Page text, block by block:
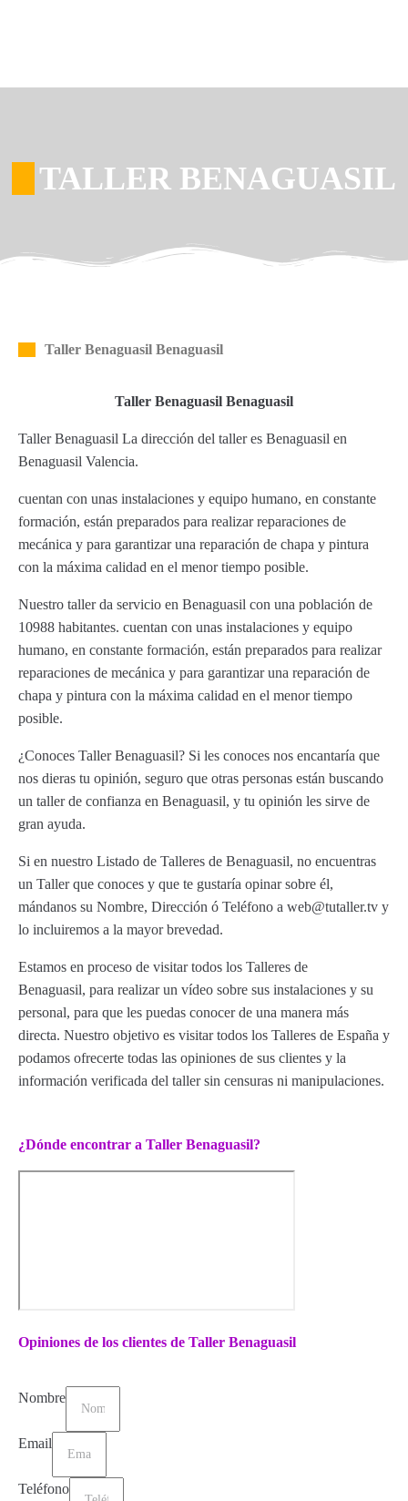
TALLER BENAGUASIL
Taller Benaguasil Benaguasil
Taller Benaguasil Benaguasil
Taller Benaguasil La dirección del taller es Benaguasil en
Benaguasil Valencia.
cuentan con unas instalaciones y equipo humano, en constante
formación, están preparados para realizar reparaciones de
mecánica y para garantizar una reparación de chapa y pintura
con la máxima calidad en el menor tiempo posible.
Nuestro taller da servicio en Benaguasil con una población de
10988 habitantes. cuentan con unas instalaciones y equipo
humano, en constante formación, están preparados para realizar
reparaciones de mecánica y para garantizar una reparación de
chapa y pintura con la máxima calidad en el menor tiempo
posible.
¿Conoces Taller Benaguasil? Si les conoces nos encantaría que
nos dieras tu opinión, seguro que otras personas están buscando
un taller de confianza en Benaguasil, y tu opinión les sirve de
gran ayuda.
Si en nuestro Listado de Talleres de Benaguasil, no encuentras
un Taller que conoces y que te gustaría opinar sobre él,
mándanos su Nombre, Dirección ó Teléfono a web@tutaller.tv y
lo incluiremos a la mayor brevedad.
Estamos en proceso de visitar todos los Talleres de
Benaguasil, para realizar un vídeo sobre sus instalaciones y su
personal, para que les puedas conocer de una manera más
directa. Nuestro objetivo es visitar todos los Talleres de España y
podamos ofrecerte todas las opiniones de sus clientes y la
información verificada del taller sin censuras ni manipulaciones.
¿Dónde encontrar a Taller Benaguasil?
Opiniones de los clientes de Taller Benaguasil
Nombre
Email
Teléfono